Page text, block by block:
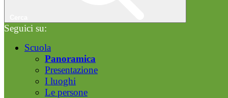
Seguici su:
Scuola
Panoramica
Presentazione
I luoghi
Le persone